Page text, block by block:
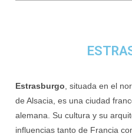
Estrasburgo , situada en el
de Alsacia, es una ciudad
alemana. Su cultura y su
influencias tanto de Francia